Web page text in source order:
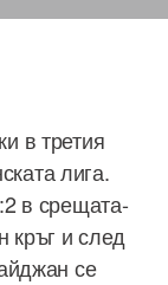
в третия
лига.
в срещата-
кръг и след
се